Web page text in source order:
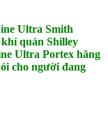
Ultra Smith
quản Shilley
Ultra Portex hãng
cho người đang